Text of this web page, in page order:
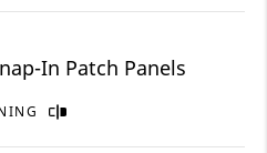
In Patch Panels